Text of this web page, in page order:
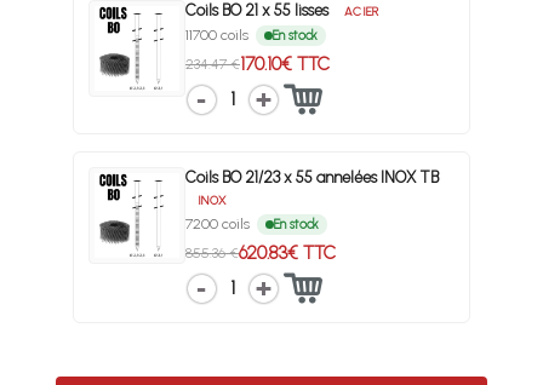
Coils BO 21 x 55 lisses ACIER
11700 coils En stock
234.47 €170.10€ TTC
1
Coils BO 21/23 x 55 annelées INOX TB
INOX
7200 coils En stock
855.36 €620.83€ TTC
1